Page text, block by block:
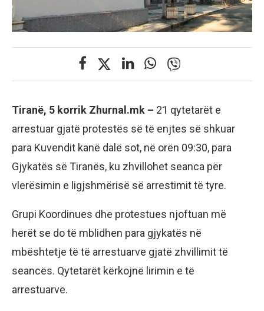
Tiranë, 5 korrik Zhurnal.mk – 21 qytetarët e
arrestuar gjatë protestës së të enjtes së shkuar
para Kuvendit kanë dalë sot, në orën 09:30, para
Gjykatës së Tiranës, ku zhvillohet seanca për
vlerësimin e ligjshmërisë së arrestimit të tyre.
Grupi Koordinues dhe protestues njoftuan më
herët se do të mblidhen para gjykatës në
mbështetje të të arrestuarve gjatë zhvillimit të
seancës. Qytetarët kërkojnë lirimin e të
arrestuarve.